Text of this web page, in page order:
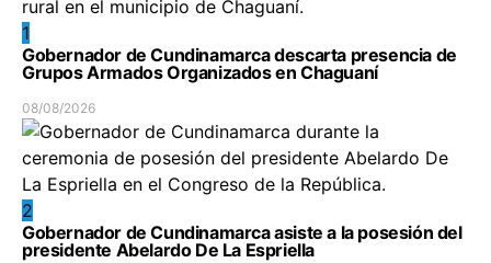
1
Gobernador de Cundinamarca descarta presencia de
Grupos Armados Organizados en Chaguaní
08/08/2026
2
Gobernador de Cundinamarca asiste a la posesión del
presidente Abelardo De La Espriella